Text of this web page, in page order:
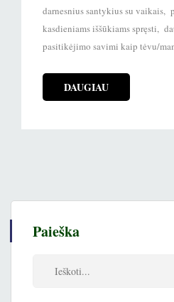
darnesnius santykius su vaikais,
kasdieniams iššūkiams spręsti,
pasitikėjimo savimi kaip tėvu/
DAUGIAU
Paieška